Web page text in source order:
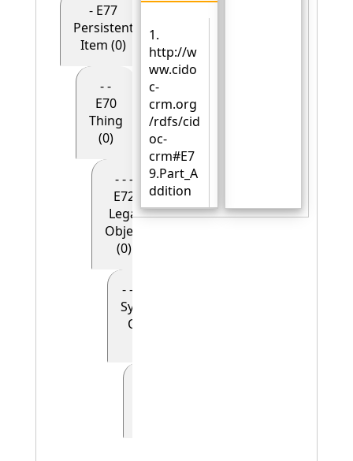
- E77
Persistent
Item (0)
- -
E70
Thing
(0)
- - -
E72
Legal
Object
(0)
- - - - E90
Symbolic
Object
1.
http://w
ww.cido
c-
crm.org
/rdfs/cid
oc-
crm#E7
9.Part_A
ddition